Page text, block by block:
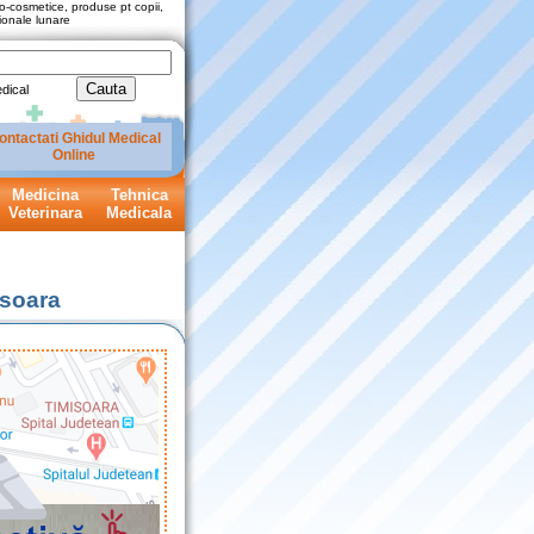
cosmetice, produse pt copii,
lunare
Ghidul Medical
Online
Medicina
Veterinara
Tehnica
Medicala